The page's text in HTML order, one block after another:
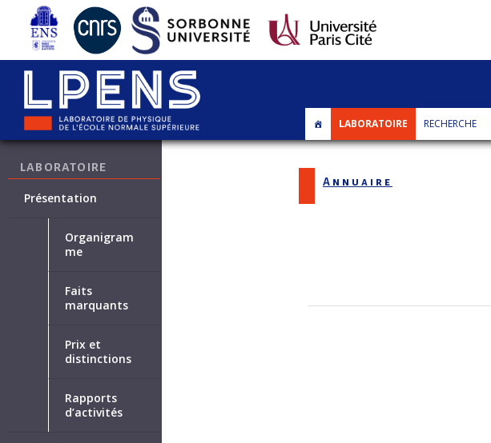
LABORATOIRE RECHERCHE
Annuaire
LABORATOIRE
Présentation
Organigram
me
Faits
marquants
Prix et
distinctions
Rapports
d’activités